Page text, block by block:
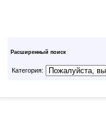
Расширенный поиск
Категория: